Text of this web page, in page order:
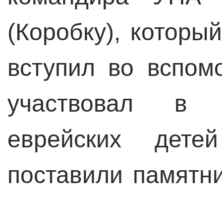
(Коробку),
вступил во
участвовал в
еврейских
поставили